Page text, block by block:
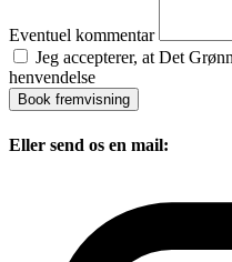
Eventuel kommentar
Jeg accepterer, at Det
henvendelse
Book fremvisning
Eller send os en mail: